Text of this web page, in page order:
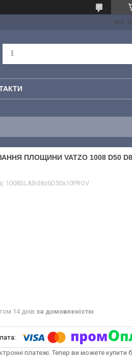
вул.
ПЛОЩИНИ VATZO 1008 D50 D8
1008SLABd8z6D50x10PROV
14 днів за домовленістю
платежі. Тепер ви можете